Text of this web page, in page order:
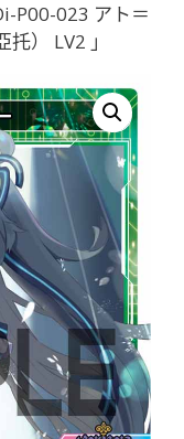
P00-023 アト＝
） LV2 」